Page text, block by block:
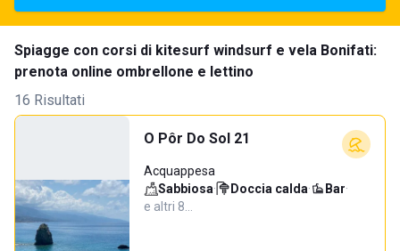
Spiagge con corsi di kitesurf windsurf e vela Bonifati:
prenota online ombrellone e lettino
16 Risultati
O Pôr Do Sol 21
Acquappesa
Sabbiosa· Doccia calda· Bar·
e altri 8…